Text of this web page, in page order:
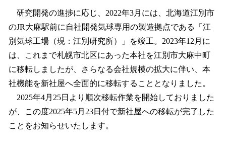
研究開発の進捗に応じ、2022年3月には、北海道江別市
のJR大麻駅前に自社開発気球専用の製造拠点である「江
別気球工場（現：江別研究所）」を竣工。2023年12月に
は、これまで札幌市北区にあった本社を江別市大麻中町
に移転しましたが、さらなる会社規模の拡大に伴い、本
社機能を新社屋へ全面的に移転することとなりました。
2025年4月25日より順次移転作業を開始しておりました
が、この度2025年5月23日付で新社屋への移転が完了した
ことをお知らせいたします。